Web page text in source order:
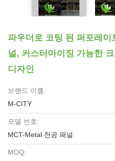
파우더로 코팅 된 퍼포레이
널, 커스터마이징 가능한
디자인
브랜드 이름:
M-CITY
모델 번호:
MCT-Metal 천공 패널
MOQ: